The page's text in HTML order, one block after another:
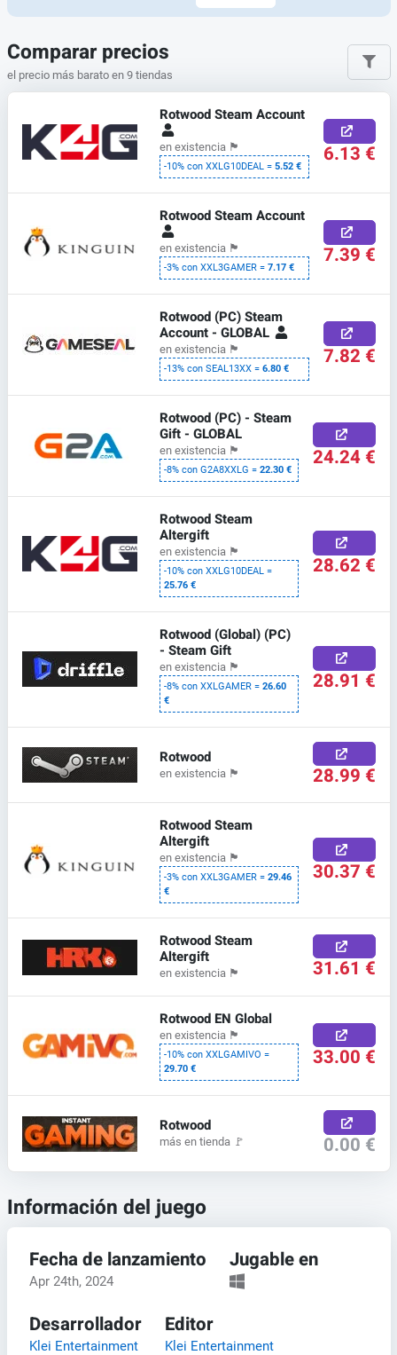
Comparar precios
el precio más barato en 9 tiendas
Rotwood Steam Account
en existencia 🏴
-10% con XXLG10DEAL =5.52 € 6.13 €
Rotwood Steam Account
en existencia 🏴
-3% con XXL3GAMER =7.17 € 7.39 €
Rotwood (PC) Steam
Account - GLOBAL
en existencia 🏴
-13% con SEAL13XX =6.80 € 7.82 €
Rotwood (PC) - Steam
Gift - GLOBAL
en existencia 🏴
-8% con G2A8XXLG =22.30 € 24.24 €
Rotwood Steam
Altergift
en existencia 🏴
-10% con XXLG10DEAL =
25.76 €
28.62 €
Rotwood (Global) (PC)
- Steam Gift
en existencia 🏴
-8% con XXLGAMER =26.60
€
28.91 €
Rotwood
en existencia 🏴 28.99 €
Rotwood Steam
Altergift
en existencia 🏴
-3% con XXL3GAMER =29.46
€
30.37 €
Rotwood Steam
Altergift
en existencia 🏴 31.61 €
Rotwood EN Global
en existencia 🏴
-10% con XXLGAMIVO =
29.70 €
33.00 €
Rotwood
más en tienda 🚩 0.00 €
Información del juego
Fecha de lanzamiento
Apr 24th, 2024
Jugable en
Desarrollador
Klei Entertainment
Editor
Klei Entertainment